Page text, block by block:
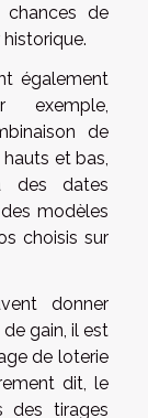
de
également
exemple,
de
et bas,
des dates
modèles
choisis sur
donner
de gain, il est
de loterie
dit, le
des tirages